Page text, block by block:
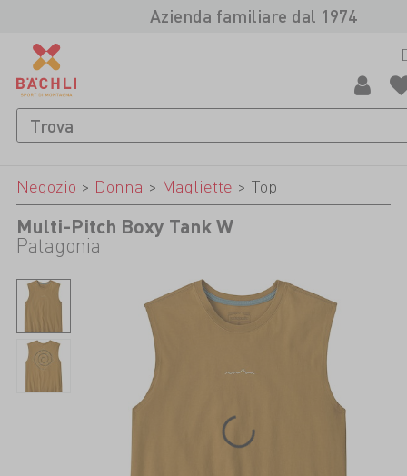
Azienda familiare dal 1974
Negozio > Donna > Magliette > Top
Multi-Pitch Boxy Tank W
Patagonia